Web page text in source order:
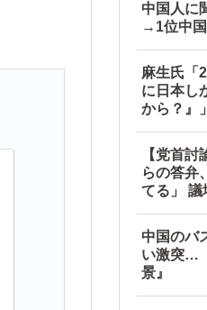
中国人に
→1位中国
麻生氏「
に日本し
から？』」
【党首
らの答弁
てる」 議
中国のバ
い激突…
景』